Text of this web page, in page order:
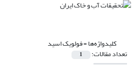
کلیدواژه‌ها =فولویک اسید
تعداد مقالات: 1